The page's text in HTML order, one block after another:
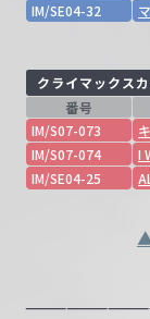
IM/SE04-32
クライマックス
番号
IM/S07-073
IM/S07-074
I
IM/SE04-25